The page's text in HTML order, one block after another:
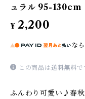
ュラル 95-130cm
¥ 2,200
なら
この商品は送料無料で
ふんわり可愛い♪春